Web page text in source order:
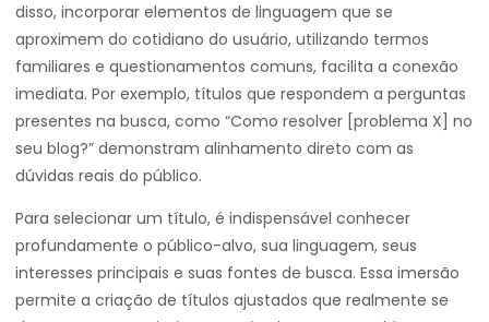
disso, incorporar elementos de linguagem que se
aproximem do cotidiano do usuário, utilizando termos
familiares e questionamentos comuns, facilita a conexão
imediata. Por exemplo, títulos que respondem a perguntas
presentes na busca, como “Como resolver [problema X] no
seu blog?” demonstram alinhamento direto com as
dúvidas reais do público.
Para selecionar um título, é indispensável conhecer
profundamente o público-alvo, sua linguagem, seus
interesses principais e suas fontes de busca. Essa imersão
permite a criação de títulos ajustados que realmente se